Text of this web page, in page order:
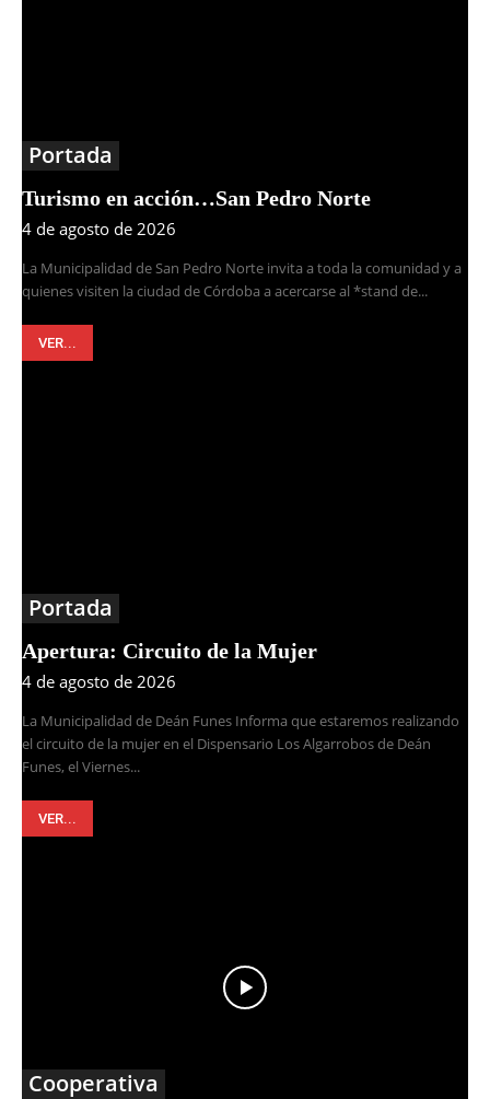
Portada
Turismo en acción…San Pedro Norte
4 de agosto de 2026
La Municipalidad de San Pedro Norte invita a toda la comunidad y a
quienes visiten la ciudad de Córdoba a acercarse al *stand de...
VER...
Portada
Apertura: Circuito de la Mujer
4 de agosto de 2026
La Municipalidad de Deán Funes Informa que estaremos realizando
el circuito de la mujer en el Dispensario Los Algarrobos de Deán
Funes, el Viernes...
VER...
Cooperativa